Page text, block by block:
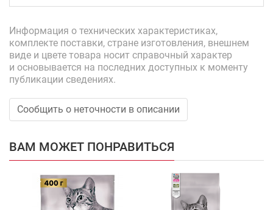
Информация о технических характеристиках,
комплекте поставки, стране изготовления, внешнем
виде и цвете товара носит справочный характер
и основывается на последних доступных к моменту
публикации сведениях.
Сообщить о неточности в описании
ВАМ МОЖЕТ ПОНРАВИТЬСЯ